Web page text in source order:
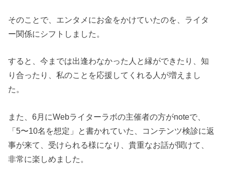
そのことで、エンタメにお金をかけていたのを、ライタ
ー関係にシフトしました。
すると、今までは出逢わなかった人と縁ができたり、知
り合ったり、私のことを応援してくれる人が増えまし
た。
また、6月にWebライターラボの主催者の方がnoteで、
「5〜10名を想定」と書かれていた、コンテンツ検診に返
事が来て、受けられる様になり、貴重なお話が聞けて、
非常に楽しめました。